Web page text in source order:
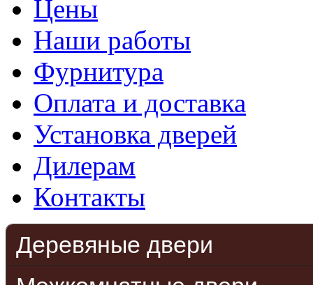
Цены
Наши работы
Фурнитура
Оплата и доставка
Установка дверей
Дилерам
Контакты
Деревяные двери